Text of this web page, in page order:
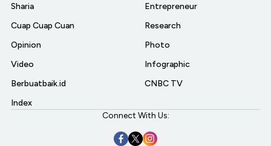
Sharia
Cuap Cuap Cuan
Opinion
Video
Berbuatbaik.id
Index
Entrepreneur
Research
Photo
Infographic
CNBC TV
Connect With Us: